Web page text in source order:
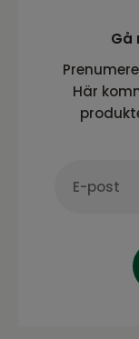
Gå
Här